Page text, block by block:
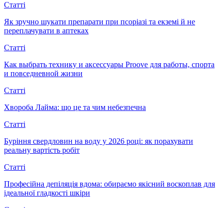
Статті
Як зручно шукати препарати при псоріазі та екземі й не
переплачувати в аптеках
Статті
Как выбрать технику и аксессуары Proove для работы, спорта
и повседневной жизни
Статті
Хвороба Лайма: що це та чим небезпечна
Статті
Буріння свердловин на воду у 2026 році: як порахувати
реальну вартість робіт
Статті
Професійна депіляція вдома: обираємо якісний воскоплав для
ідеальної гладкості шкіри